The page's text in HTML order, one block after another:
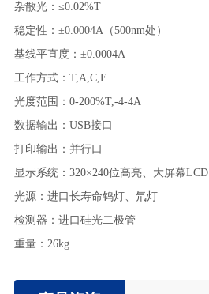
杂散光： ≤0.02%T
稳定性 ： ±0.0004A（500nm处）
基线平直度： ±0.0004A
工作方式： T,A,C,E
光度范围 ： 0-200%T,-4-4A
数据输出 ： USB接口
打印输出 ： 并行口
显示系统： 320×240位高亮、大屏幕LCD
光源： 进口长寿命钨灯、氘灯
检测器 ： 进口硅光二极管
重量： 26kg